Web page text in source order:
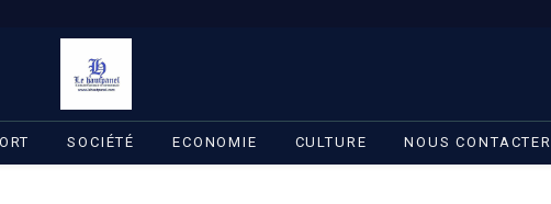
SOCIÉTÉ ECONOMIE CULTURE NOUS CONTACTER